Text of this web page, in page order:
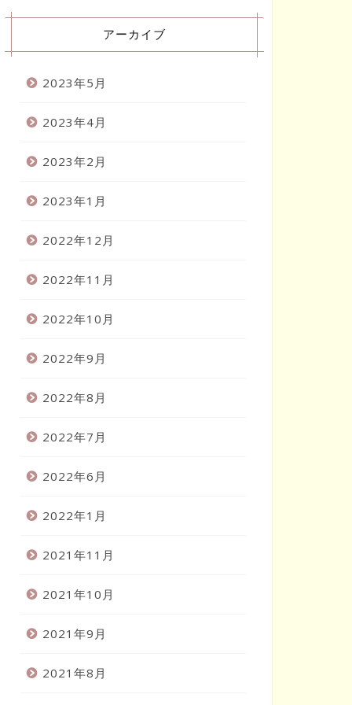
アーカイブ
2023年5月
2023年4月
2023年2月
2023年1月
2022年12月
2022年11月
2022年10月
2022年9月
2022年8月
2022年7月
2022年6月
2022年1月
2021年11月
2021年10月
2021年9月
2021年8月